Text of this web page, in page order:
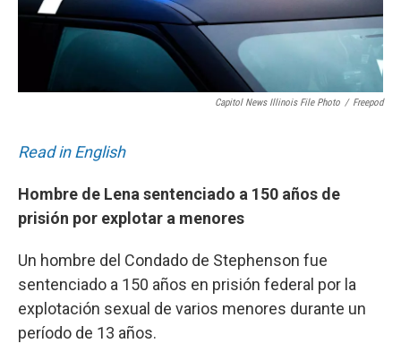
Capitol News Illinois File Photo / Freepod
Read in English
Hombre de Lena sentenciado a 150 años de
prisión por explotar a menores
Un hombre del Condado de Stephenson fue
sentenciado a 150 años en prisión federal por la
explotación sexual de varios menores durante un
período de 13 años.